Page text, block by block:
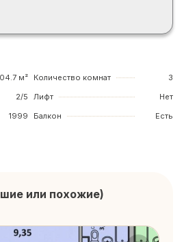
м²
2/5
1999
Количество комнат
3
Лифт
Нет
Балкон
Есть
или похожие)